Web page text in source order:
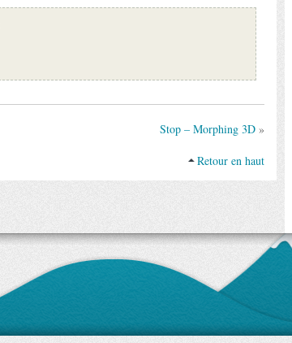
Stop – Morphing 3D »
Retour en haut